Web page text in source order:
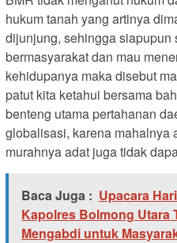
hukum tanah yang artinya
dijunjung, sehingga siapupun
bermasyarakat dan mau
kehidupanya maka disebut
patut kita ketahui bersama
benteng utama pertahanan
globalisasi, karena mahalnya
murahnya adat juga tidak
Baca Juga : Upacara
Kapolres Bolmong Utara
Mengabdi untuk